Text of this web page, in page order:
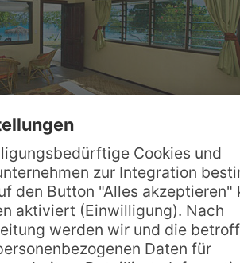
wo mit frischer,
Hier können auch Ausflüge
in der Nähe befindet sich
Dschungel voll auf ihre Kosten.